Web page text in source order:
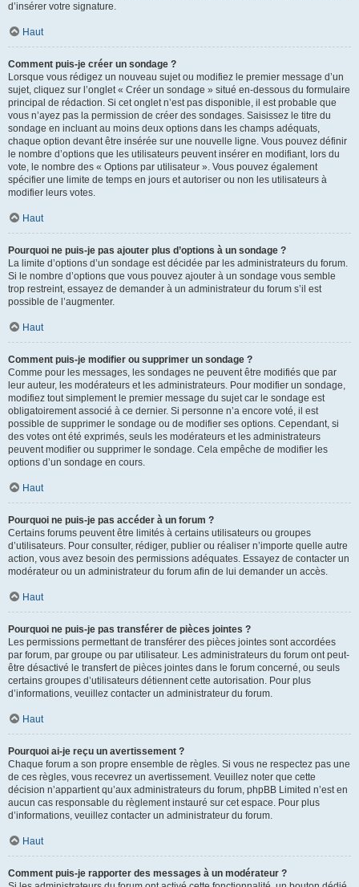
d’insérer votre signature.
Haut
Comment puis-je créer un sondage ?
Lorsque vous rédigez un nouveau sujet ou modifiez le premier message d’un
sujet, cliquez sur l’onglet « Créer un sondage » situé en-dessous du formulaire
principal de rédaction. Si cet onglet n’est pas disponible, il est probable que
vous n’ayez pas la permission de créer des sondages. Saisissez le titre du
sondage en incluant au moins deux options dans les champs adéquats,
chaque option devant être insérée sur une nouvelle ligne. Vous pouvez définir
le nombre d’options que les utilisateurs peuvent insérer en modifiant, lors du
vote, le nombre des « Options par utilisateur ». Vous pouvez également
spécifier une limite de temps en jours et autoriser ou non les utilisateurs à
modifier leurs votes.
Haut
Pourquoi ne puis-je pas ajouter plus d’options à un sondage ?
La limite d’options d’un sondage est décidée par les administrateurs du forum.
Si le nombre d’options que vous pouvez ajouter à un sondage vous semble
trop restreint, essayez de demander à un administrateur du forum s’il est
possible de l’augmenter.
Haut
Comment puis-je modifier ou supprimer un sondage ?
Comme pour les messages, les sondages ne peuvent être modifiés que par
leur auteur, les modérateurs et les administrateurs. Pour modifier un sondage,
modifiez tout simplement le premier message du sujet car le sondage est
obligatoirement associé à ce dernier. Si personne n’a encore voté, il est
possible de supprimer le sondage ou de modifier ses options. Cependant, si
des votes ont été exprimés, seuls les modérateurs et les administrateurs
peuvent modifier ou supprimer le sondage. Cela empêche de modifier les
options d’un sondage en cours.
Haut
Pourquoi ne puis-je pas accéder à un forum ?
Certains forums peuvent être limités à certains utilisateurs ou groupes
d’utilisateurs. Pour consulter, rédiger, publier ou réaliser n’importe quelle autre
action, vous avez besoin des permissions adéquates. Essayez de contacter un
modérateur ou un administrateur du forum afin de lui demander un accès.
Haut
Pourquoi ne puis-je pas transférer de pièces jointes ?
Les permissions permettant de transférer des pièces jointes sont accordées
par forum, par groupe ou par utilisateur. Les administrateurs du forum ont peut-
être désactivé le transfert de pièces jointes dans le forum concerné, ou seuls
certains groupes d’utilisateurs détiennent cette autorisation. Pour plus
d’informations, veuillez contacter un administrateur du forum.
Haut
Pourquoi ai-je reçu un avertissement ?
Chaque forum a son propre ensemble de règles. Si vous ne respectez pas une
de ces règles, vous recevrez un avertissement. Veuillez noter que cette
décision n’appartient qu’aux administrateurs du forum, phpBB Limited n’est en
aucun cas responsable du règlement instauré sur cet espace. Pour plus
d’informations, veuillez contacter un administrateur du forum.
Haut
Comment puis-je rapporter des messages à un modérateur ?